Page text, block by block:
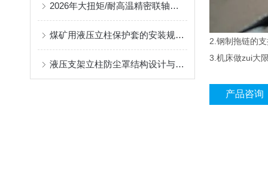
2026年大扭矩/耐高温精密联轴器定制找哪家？能实现精准定制的优质厂家盘点
煤矿用液压立柱保护套的安装规范与使用寿命提升方案
液压支架立柱防尘罩结构设计与密封防护原理
2.钢制拖链的
3.机床做zui大
产品咨询